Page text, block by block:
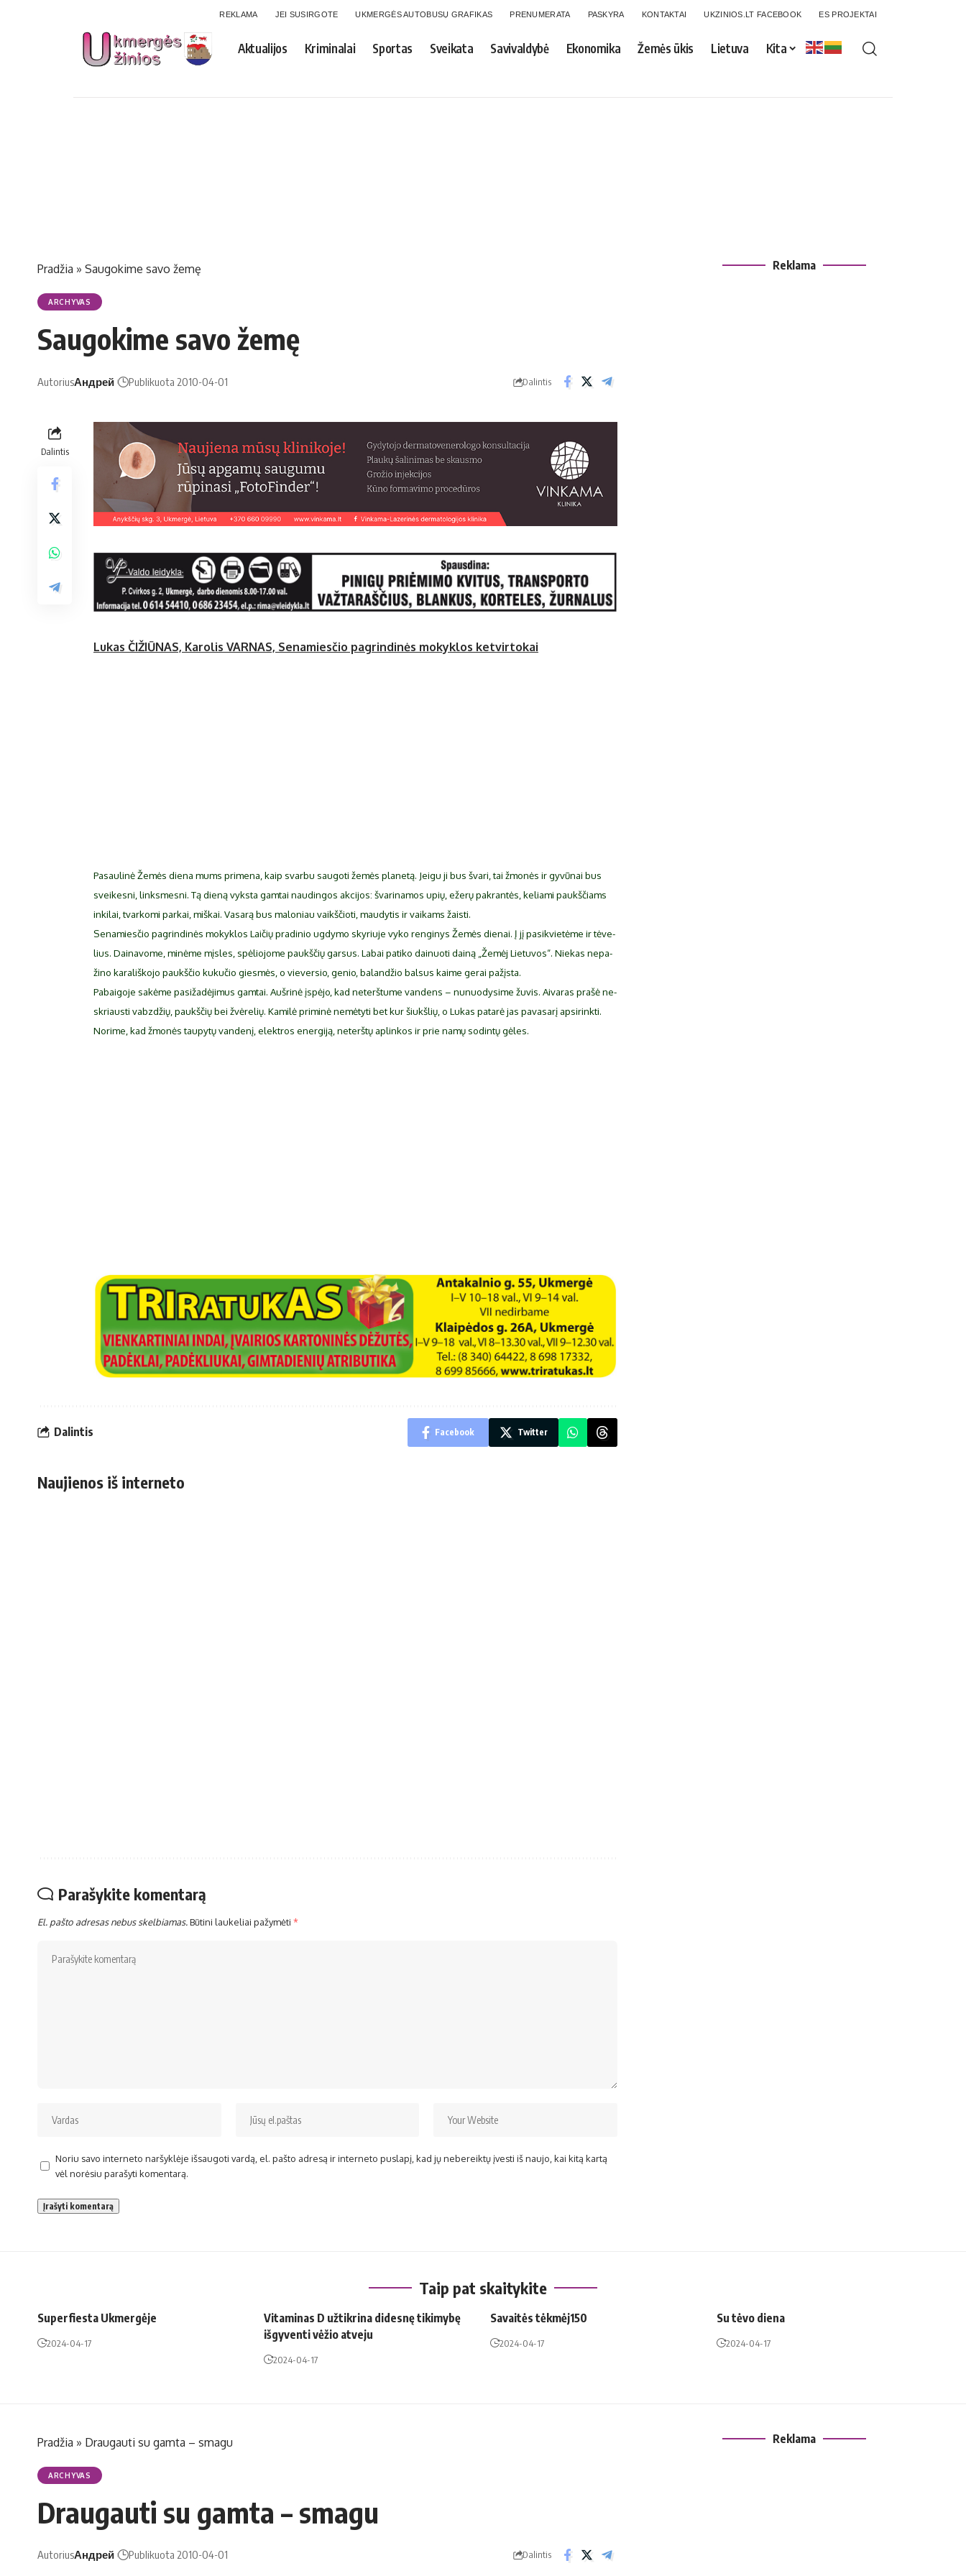
REKLAMA JEI SUSIRGOTE UKMERGĖS AUTOBUSŲ GRAFIKAS PRENUMERATA PASKYRA KONTAKTAI UKZINIOS.LT FACEBOOK ES PROJEKTAI
Aktualijos Kriminalai Sportas Sveikata Savivaldybė Ekonomika Žemės ūkis Lietuva Kita
Pradžia » Saugokime savo žemę
ARCHYVAS
Saugokime savo žemę
AutoriusАндрей Publikuota 2010-04-01 Dalintis
Dalintis
Lu­kas ČIŽIŪNAS, Ka­ro­lis VARNAS, Se­na­mies­čio pa­grin­di­nės mo­kyk­los ket­vir­to­kai
Pa­sau­li­nė Že­mės die­na mums pri­me­na, kaip svar­bu sau­go­ti že­mės pla­ne­tą. Jei­gu ji bus šva­ri, tai žmo­nės ir gy­vū­nai bus
svei­kes­ni, links­mes­ni. Tą die­ną vyks­ta gam­tai nau­din­gos ak­ci­jos: šva­ri­na­mos upių, eže­rų pa­kran­tės, ke­lia­mi paukš­čiams
in­ki­lai, tvar­ko­mi par­kai, miš­kai. Va­sa­rą bus ma­lo­niau vaikš­čio­ti, mau­dy­tis ir vai­kams žais­ti.
Se­na­mies­čio pa­grin­di­nės mo­kyk­los Lai­čių pra­di­nio ug­dy­mo sky­riu­je vy­ko ren­gi­nys Že­mės die­nai. Į jį pa­si­kvie­tė­me ir tė­ve­
lius. Dai­na­vo­me, mi­nė­me mįs­les, spė­lio­jo­me paukš­čių gar­sus. La­bai pa­ti­ko dai­nuo­ti dai­ną „Že­mėj Lie­tu­vos“. Nie­kas ne­pa­
ži­no ka­ra­liš­ko­jo paukš­čio ku­ku­čio gies­mės, o vie­ver­sio, ge­nio, ba­lan­džio bal­sus kai­me ge­rai pa­žįs­ta.
Pa­bai­go­je sa­kė­me pa­si­ža­dė­ji­mus gam­tai. Auš­ri­nė įspė­jo, kad ne­terš­tu­me van­dens – nu­nuo­dy­si­me žu­vis. Ai­va­ras pra­šė ne­
skriaus­ti vabz­džių, paukš­čių bei žvė­re­lių. Ka­mi­lė pri­mi­nė ne­mė­ty­ti bet kur šiukš­lių, o Lu­kas pa­ta­rė jas pa­va­sa­rį ap­si­rink­ti.
No­ri­me, kad žmo­nės tau­py­tų van­de­nį, elek­tros ener­gi­ją, ne­terš­tų ap­lin­kos ir prie na­mų so­din­tų gė­les.
Dalintis Facebook Twitter
Naujienos iš interneto
Parašykite komentarą
El. pašto adresas nebus skelbiamas.Būtini laukeliai pažymėti *
Noriu savo interneto naršyklėje išsaugoti vardą, el. pašto adresą ir interneto puslapį, kad jų nebereiktų įvesti iš naujo, kai kitą kartą
vėl norėsiu parašyti komentarą.
Reklama
Taip pat skaitykite
Superfiesta Ukmergėje
2024-04-17
Vitaminas D užtikrina didesnę tikimybę
išgyventi vėžio atveju
2024-04-17
Savaitės tėkmėj150
2024-04-17
Su tėvo diena
2024-04-17
Pradžia » Draugauti su gamta – smagu
ARCHYVAS
Draugauti su gamta – smagu
AutoriusАндрей Publikuota 2010-04-01 Dalintis
Reklama